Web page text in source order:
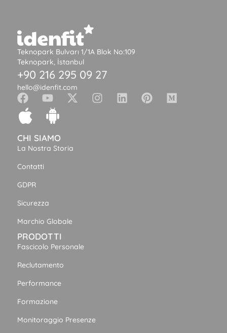
Teknopark Bulvarı 1/1A Blok No:109
Teknopark, İstanbul
+90 216 295 09 27
hello@idenfit.com
CHI SIAMO
La Nostra Storia
Contatti
GDPR
Sicurezza
Marchio Globale
PRODOTTI
Fascicolo Personale
Reclutamento
Performance
Formazione
Monitoraggio Presenze